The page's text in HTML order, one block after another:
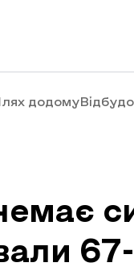
додому